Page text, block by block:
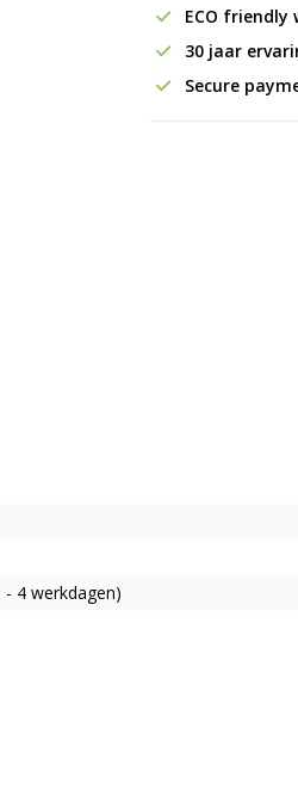
ECO friendly
30 jaar
Secure
4 werkdagen)